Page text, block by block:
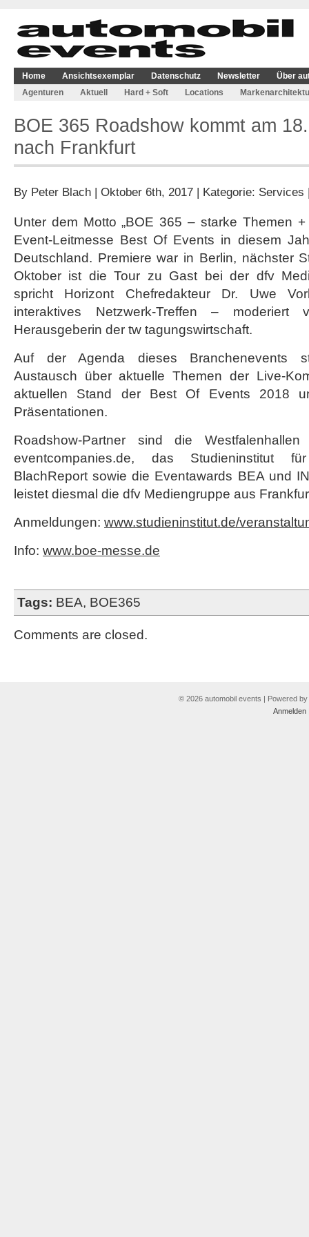
Home Ansichtsexemplar Datenschutz Newsletter
Über
Agenturen
Aktuell Hard + Soft Locations
BOE 365 Roadshow kommt am
nach Frankfurt
By Peter Blach | Oktober 6th, 2017 | Kategorie: Services
Unter dem Motto „BOE 365 – starke Themen
Event-Leitmesse Best Of Events in diesem
Deutschland. Premiere war in Berlin, nächster
Oktober ist die Tour zu Gast bei der dfv
spricht Horizont Chefredakteur Dr. Uwe
interaktives Netzwerk-Treffen – moderiert
Herausgeberin der tw tagungswirtschaft.
Auf der Agenda dieses Branchenevents
Austausch über aktuelle Themen der Live-
aktuellen Stand der Best Of Events 2018
Präsentationen.
Roadshow-Partner sind die
eventcompanies.de, das Studieninstitut
BlachReport sowie die Eventawards BEA und
leistet diesmal die dfv Mediengruppe aus
Anmeldungen: www.studieninstitut.de/
Info: www.boe-messe.de
Tags: BEA, BOE365
Comments are closed.
© 2026 automobil events | Powered by
Anmelden|